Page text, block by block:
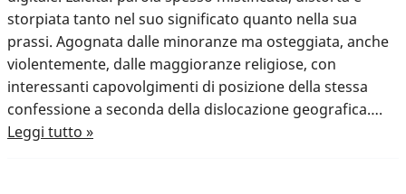
storpiata tanto nel suo significato quanto nella sua
prassi. Agognata dalle minoranze ma osteggiata, anche
violentemente, dalle maggioranze religiose, con
interessanti capovolgimenti di posizione della stessa
confessione a seconda della dislocazione geografica….
Leggi tutto »